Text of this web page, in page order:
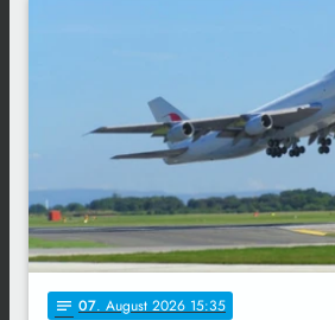
notes 07. August 2026 15:35